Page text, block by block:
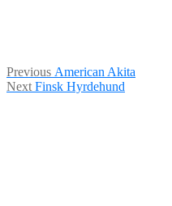
Indlægsnavigation
Previous Previous
post:
American Akita
Next Next
Finsk Hyrdehund